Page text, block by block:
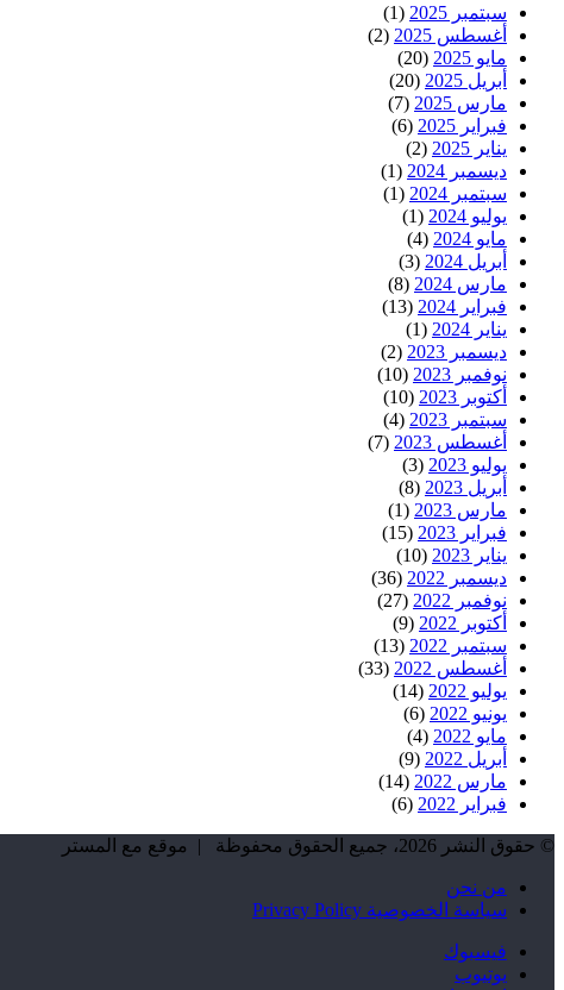
سبتمبر 2025
(1)
أغسطس 2025
(2)
مايو 2025
(20)
أبريل 2025
(20)
مارس 2025
(7)
فبراير 2025
(6)
يناير 2025
(2)
ديسمبر 2024
(1)
سبتمبر 2024
(1)
يوليو 2024
(1)
مايو 2024
(4)
أبريل 2024
(3)
مارس 2024
(8)
فبراير 2024
(13)
يناير 2024
(1)
ديسمبر 2023
(2)
نوفمبر 2023
(10)
أكتوبر 2023
(10)
سبتمبر 2023
(4)
أغسطس 2023
(7)
يوليو 2023
(3)
أبريل 2023
(8)
مارس 2023
(1)
فبراير 2023
(15)
يناير 2023
(10)
ديسمبر 2022
(36)
نوفمبر 2022
(27)
أكتوبر 2022
(9)
سبتمبر 2022
(13)
أغسطس 2022
(33)
يوليو 2022
(14)
يونيو 2022
(6)
مايو 2022
(4)
أبريل 2022
(9)
مارس 2022
(14)
فبراير 2022
(6)
© حقوق النشر 2026، جميع الحقوق محفوظة | موقع مع المستر
من نحن
سياسة الخصوصية Privacy Policy
فيسبوك
يوتيوب